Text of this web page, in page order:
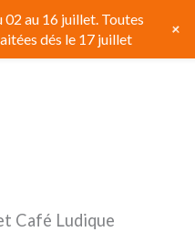
Café Ludique
02 au 16 juillet. Toutes
dés le 17 juillet
+